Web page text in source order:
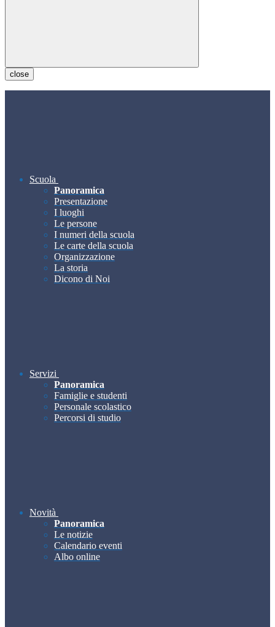
close
Scuola
Panoramica
Presentazione
I luoghi
Le persone
I numeri della scuola
Le carte della scuola
Organizzazione
La storia
Dicono di Noi
Servizi
Panoramica
Famiglie e studenti
Personale scolastico
Percorsi di studio
Novità
Panoramica
Le notizie
Calendario eventi
Albo online